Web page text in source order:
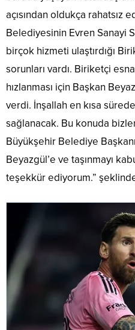
açısından oldukça rahatsız
Belediyesinin Evren Sanayi
birçok hizmeti ulaştırdığı
sorunları vardı. Biriketçi
hızlanması için Başkan
verdi. İnşallah en kısa
sağlanacak. Bu konuda
Büyükşehir Belediye
Beyazgül’e ve taşınmayı
teşekkür ediyorum.”